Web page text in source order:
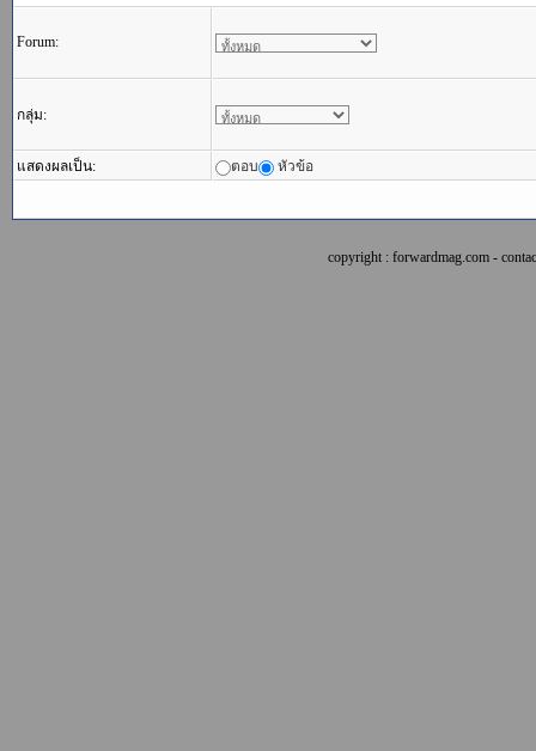
Forum:
กลุ่ม:
แสดงผลเป็น: ตอบ หัวข้อ
copyright : forwardmag.com -